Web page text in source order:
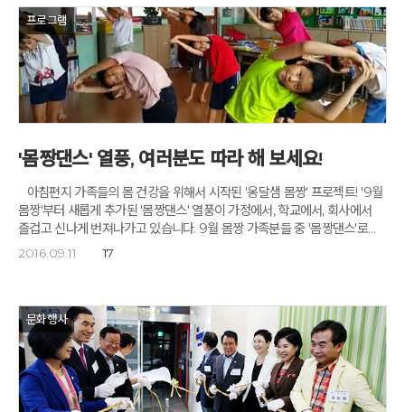
프로그램
'몸짱댄스' 열풍, 여러분도 따라 해 보세요!
몸짱'부터 새롭게 추가된 '몸짱댄스' 열풍이 가정에서, 학교에서, 회사에서
즐겁고 신나게 번져나가고 있습니다. 9월 몸짱 가족분들 중 '몸짱댄스'로
생동감 넘치는 하루 하루를 만끽하고 계시는 세 분의 영상을 여러분께
2016.09.11 17
문화행사